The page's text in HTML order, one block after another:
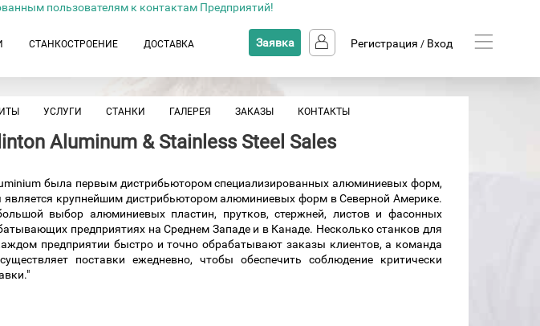
пользователям к контактам Предприятий!
СТАНКОСТРОЕНИЕ ДОСТАВКА Заявка Регистрация / Вход
УСЛУГИ СТАНКИ ГАЛЕРЕЯ ЗАКАЗЫ КОНТАКТЫ
Aluminum & Stainless Steel Sales
была первым дистрибьютором специализированных алюминиевых форм,
является крупнейшим дистрибьютором алюминиевых форм в Северной Америке.
выбор алюминиевых пластин, прутков, стержней, листов и фасонных
предприятиях на Среднем Западе и в Канаде. Несколько станков для
предприятии быстро и точно обрабатывают заказы клиентов, а команда
поставки ежедневно, чтобы обеспечить соблюдение критически